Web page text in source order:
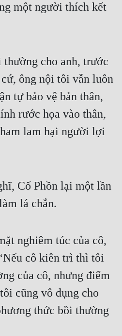
một người thích kết
cho anh, trước
ông nội tôi vẫn luôn
tự bảo vệ bản thân,
rước họa vào thân,
lam hại người lợi
Cố Phồn lại một lần
lá chắn.
nghiêm túc của cô,
cô kiên trì thì tôi
của cô, nhưng điểm
cũng vô dụng cho
thức bồi thường